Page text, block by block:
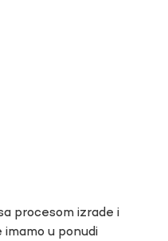
procesom izrade i
u ponudi